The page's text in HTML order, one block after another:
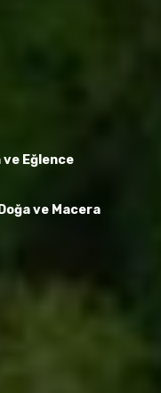
Eğlence
ve Macera